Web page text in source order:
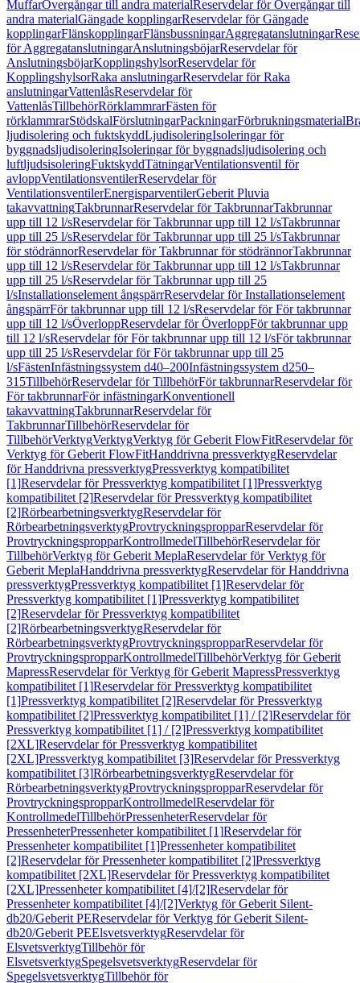
MuffarÖvergångar till andra materialReservdelar för Övergångar till
andra materialGängade kopplingarReservdelar för Gängade
kopplingarFlänskopplingarFlänsbussningarAggregatanslutningar
för AggregatanslutningarAnslutningsböjarReservdelar för
AnslutningsböjarKopplingshylsorReservdelar för
KopplingshylsorRaka anslutningarReservdelar för Raka
anslutningarVattenlåsReservdelar för
VattenlåsTillbehörRörklammrarFästen för
rörklammrarStödskalFörslutningarPackningarFörbrukningsmaterial
ljudisolering och fuktskyddLjudisoleringIsoleringar för
byggnadsljudisoleringIsoleringar för byggnadsljudisolering och
luftljudsisoleringFuktskyddTätningarVentilationsventil för
avloppVentilationsventilerReservdelar för
VentilationsventilerEnergisparventilerGeberit Pluvia
takavvattningTakbrunnarReservdelar för TakbrunnarTakbrunnar
upp till 12 l/sReservdelar för Takbrunnar upp till 12 l/sTakbrunnar
upp till 25 l/sReservdelar för Takbrunnar upp till 25 l/sTakbrunnar
för stödrännorReservdelar för Takbrunnar för stödrännorTakbrunnar
upp till 12 l/sReservdelar för Takbrunnar upp till 12 l/sTakbrunnar
upp till 25 l/sReservdelar för Takbrunnar upp till 25
l/sInstallationselement ångspärrReservdelar för Installationselement
ångspärrFör takbrunnar upp till 12 l/sReservdelar för För takbrunnar
upp till 12 l/sÖverloppReservdelar för ÖverloppFör takbrunnar upp
till 12 l/sReservdelar för För takbrunnar upp till 12 l/sFör takbrunnar
upp till 25 l/sReservdelar för För takbrunnar upp till 25
l/sFästenInfästningssystem d40–200Infästningssystem d250–
315TillbehörReservdelar för TillbehörFör takbrunnarReservdelar för
För takbrunnarFör infästningarKonventionell
takavvattningTakbrunnarReservdelar för
TakbrunnarTillbehörReservdelar för
TillbehörVerktygVerktygVerktyg för Geberit FlowFitReservdelar för
Verktyg för Geberit FlowFitHanddrivna pressverktygReservdelar
för Handdrivna pressverktygPressverktyg kompatibilitet
[1]Reservdelar för Pressverktyg kompatibilitet [1]Pressverktyg
kompatibilitet [2]Reservdelar för Pressverktyg kompatibilitet
[2]RörbearbetningsverktygReservdelar för
RörbearbetningsverktygProvtryckningspropparReservdelar för
ProvtryckningspropparKontrollmedelTillbehörReservdelar för
TillbehörVerktyg för Geberit MeplaReservdelar för Verktyg för
Geberit MeplaHanddrivna pressverktygReservdelar för Handdrivna
pressverktygPressverktyg kompatibilitet [1]Reservdelar för
Pressverktyg kompatibilitet [1]Pressverktyg kompatibilitet
[2]Reservdelar för Pressverktyg kompatibilitet
[2]RörbearbetningsverktygReservdelar för
RörbearbetningsverktygProvtryckningspropparReservdelar för
ProvtryckningspropparKontrollmedelTillbehörVerktyg för Geberit
MapressReservdelar för Verktyg för Geberit MapressPressverktyg
kompatibilitet [1]Reservdelar för Pressverktyg kompatibilitet
[1]Pressverktyg kompatibilitet [2]Reservdelar för Pressverktyg
kompatibilitet [2]Pressverktyg kompatibilitet [1] / [2]Reservdelar för
Pressverktyg kompatibilitet [1] / [2]Pressverktyg kompatibilitet
[2XL]Reservdelar för Pressverktyg kompatibilitet
[2XL]Pressverktyg kompatibilitet [3]Reservdelar för Pressverktyg
kompatibilitet [3]RörbearbetningsverktygReservdelar för
RörbearbetningsverktygProvtryckningspropparReservdelar för
ProvtryckningspropparKontrollmedelReservdelar för
KontrollmedelTillbehörPressenheterReservdelar för
PressenheterPressenheter kompatibilitet [1]Reservdelar för
Pressenheter kompatibilitet [1]Pressenheter kompatibilitet
[2]Reservdelar för Pressenheter kompatibilitet [2]Pressverktyg
kompatibilitet [2XL]Reservdelar för Pressverktyg kompatibilitet
[2XL]Pressenheter kompatibilitet [4]/[2]Reservdelar för
Pressenheter kompatibilitet [4]/[2]Verktyg för Geberit Silent-
db20/Geberit PEReservdelar för Verktyg för Geberit Silent-
db20/Geberit PEElsvetsverktygReservdelar för
ElsvetsverktygTillbehör för
ElsvetsverktygSpegelsvetsverktygReservdelar för
SpegelsvetsverktygTillbehör för